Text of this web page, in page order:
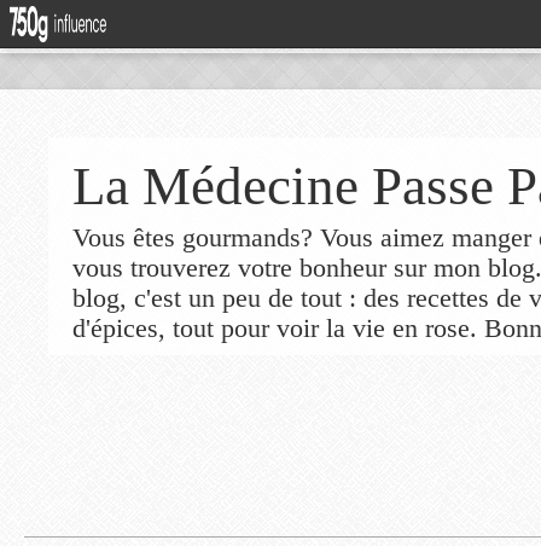
La Médecine Passe
Vous êtes gourmands? Vous aimez
vous trouverez votre bonheur sur mon
blog, c'est un peu de tout : des recettes de
d'épices, tout pour voir la vie en rose.